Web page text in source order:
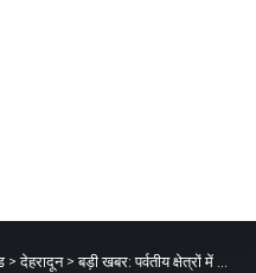
>देहरादून>बड़ी खबर: पर्वतीय क्षेत्रों में रह रहे स्थानीय लोगों के लिए अच्छी, लिया गया फैसला